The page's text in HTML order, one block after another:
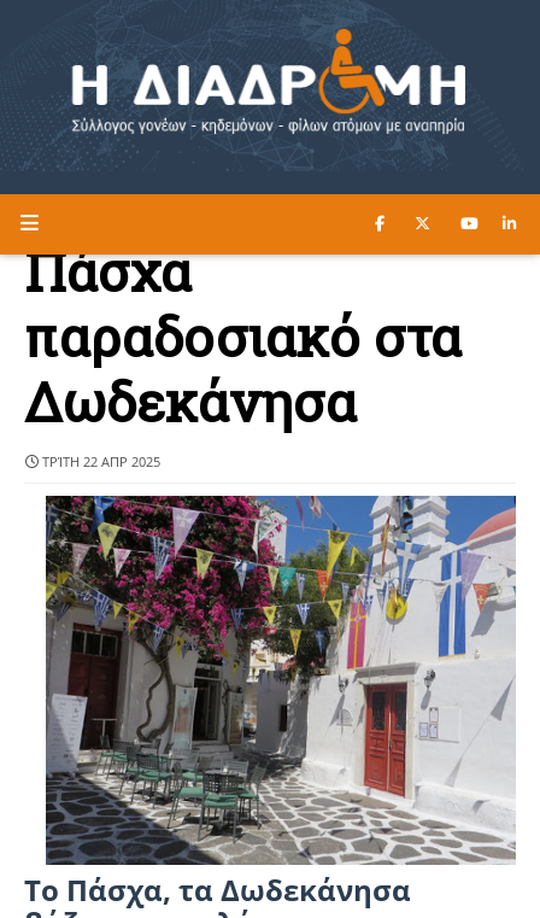
Η ΔΙΑΔΡΟΜΗ ΔΙΑΒΑΣΤΕ ΕΔΩ ►
Πάσχα
παραδοσιακό στα
Δωδεκάνησα
ΤΡΊΤΗ 22 ΑΠΡ 2025
Το Πάσχα, τα Δωδεκάνησα